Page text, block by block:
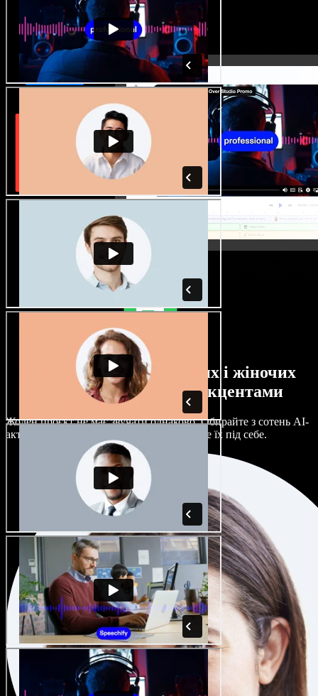
Великий вибір чоловічих і жіночих
голосів з будь-якими акцентами
Жоден проєкт не має звучати однаково. Обирайте з сотень AI-
акторів і акцентів та гнучко налаштовуйте їх під себе.